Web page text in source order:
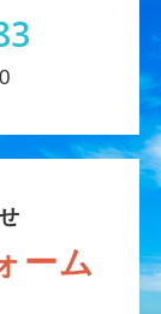
ーム